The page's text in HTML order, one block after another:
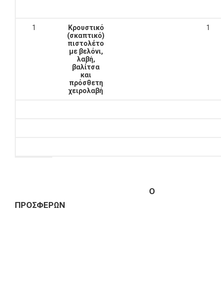
1
Κρουστικό
(σκαπτικό)
πιστολέτο
με βελόνι,
λαβή,
βαλίτσα
και
πρόσθετη
χειρολαβή
1
Ο
ΠΡΟΣΦΕΡΩΝ